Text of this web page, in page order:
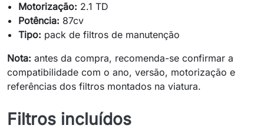
Motorização: 2.1 TD
Potência: 87cv
Tipo: pack de filtros de manutenção
Nota: antes da compra, recomenda-se confirmar a
compatibilidade com o ano, versão, motorização e
referências dos filtros montados na viatura.
Filtros incluídos